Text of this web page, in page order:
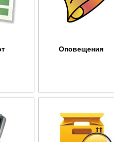
Оповещения